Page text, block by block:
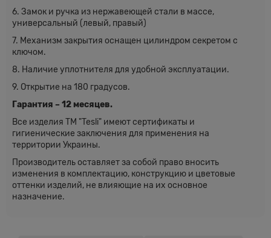
6. Замок и ручка из нержавеющей стали в массе,
универсальный (левый, правый)
7. Механизм закрытия оснащен цилиндром секретом с
ключом.
8. Наличие уплотнителя для удобной эксплуатации.
9. Открытие на 180 градусов.
Гарантия – 12 месяцев.
Все изделия ТМ "Tesli" имеют сертификаты и
гигиенические заключения для применения на
территории Украины.
Производитель оставляет за собой право вносить
изменения в комплектацию, конструкцию и цветовые
оттенки изделий, не влияющие на их основное
назначение.